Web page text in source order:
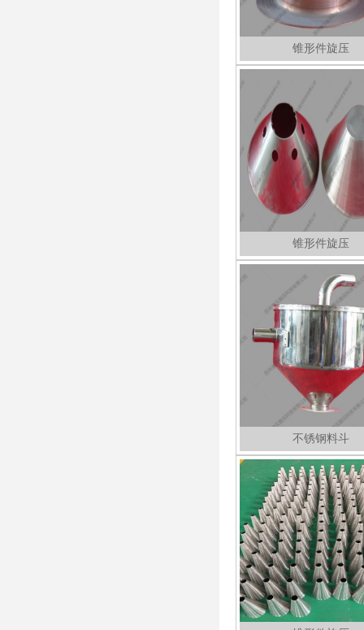
锥形件旋压
锥形件旋压
不锈钢料斗